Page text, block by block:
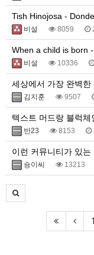
Tish Hinojosa -
비설 8059
When a child is born
비설 10336
세상에서 가장 완벽한
김지훈 9507
텍스트 머드랑 블럭
반23 8153
이런 커뮤니티가 있는
숑이씨 13213
1